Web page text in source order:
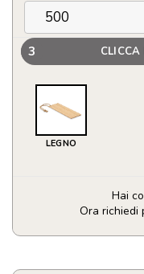
3 CLICCA
LEGNO
Hai
Ora richiedi
Segnalibro